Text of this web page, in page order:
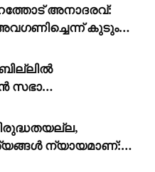
അനാദരവ്:
കുടുംബം;
ഗുരുതര
സഭാ
മാറ്റമില്ലാതെ
ന്യായമാണ്:
ഭാഗവത്